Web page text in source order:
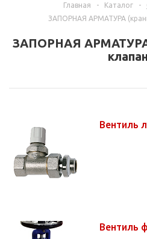
Главная - Каталог -
ЗАПОРНАЯ АРМАТУРА
ЗАПОРНАЯ
Вентиль
Вентиль